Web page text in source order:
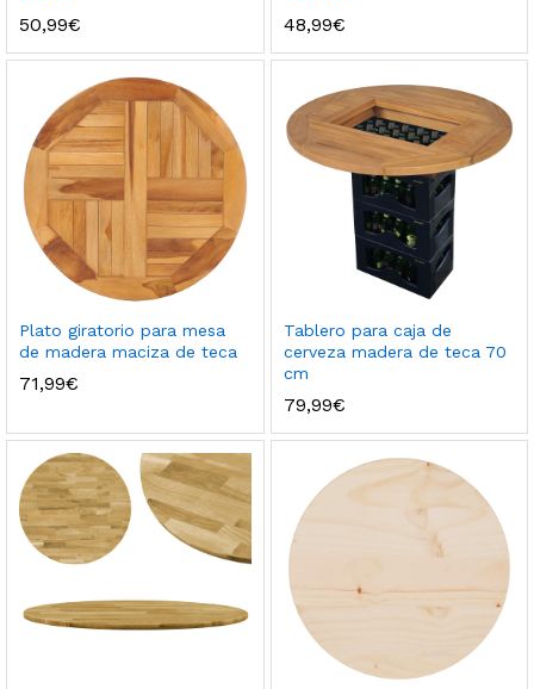
50,99€ 48,99€
Plato giratorio para mesa
de madera maciza de teca
71,99€
Tablero para caja de
cerveza madera de teca 70
cm
79,99€